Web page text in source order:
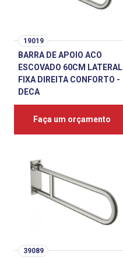
19019
BARRA DE APOIO ACO
ESCOVADO 60CM LATERAL
FIXA DIREITA CONFORTO -
DECA
Faça um orçamento
39089